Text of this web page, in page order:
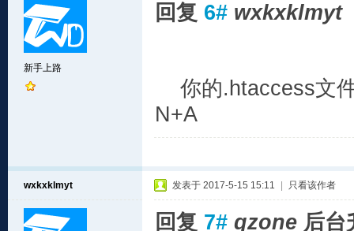
新手上路
回复 6# wxkxklmyt
你的.htaccess文
N+A
wxkxklmyt 发表于 2017-5-15 15:11 只看该作者
回复 7# qzone 后台